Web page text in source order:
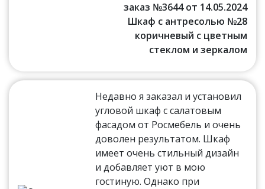
заказ №3644 от 14.05.2024
Шкаф с антресолью №28
коричневый с цветным
стеклом и зеркалом
Недавно я заказал и установил
угловой шкаф с салатовым
фасадом от Росмебель и очень
доволен результатом. Шкаф
имеет очень стильный дизайн
и добавляет уют в мою
гостиную. Однако при